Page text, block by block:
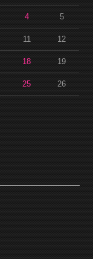
4 5
11 12
18 19
25 26